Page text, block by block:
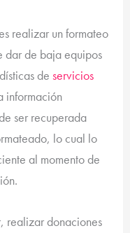
realizar un formateo
dar de baja equipos
de servicios
información
ser recuperada
lo cual lo
al momento de
realizar donaciones